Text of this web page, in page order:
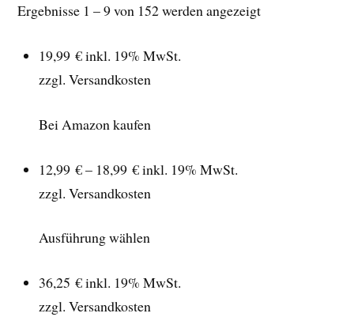
Ergebnisse 1 – 9 von 152 werden angezeigt
19,99 €inkl. 19% MwSt.
zzgl. Versandkosten
Bei Amazon kaufen
12,99 € – 18,99 €inkl. 19% MwSt.
zzgl. Versandkosten
Ausführung wählen
36,25 €inkl. 19% MwSt.
zzgl. Versandkosten